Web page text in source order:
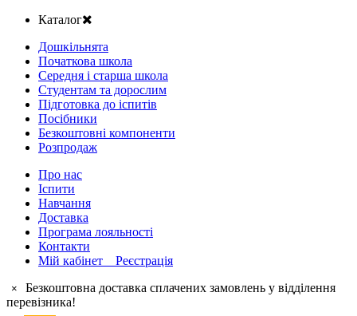
Каталог
Дошкільнята
Початкова школа
Середня і старша школа
Студентам та дорослим
Підготовка до іспитів
Посібники
Безкоштовні компоненти
Розпродаж
Про нас
Іспити
Навчання
Доставка
Програма лояльності
Контакти
Мій кабінет Реєстрація
×
Безкоштовна доставка сплачених замовлень у відділення
перевізника!